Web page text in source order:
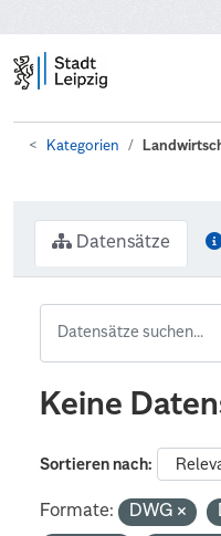
Kategorien
Datensätze
Keine
Sortieren nach
Formate: DWG